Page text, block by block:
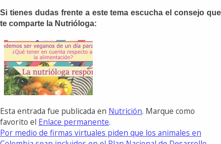
Si tienes dudas frente a este tema escucha el consejo que
te comparte la Nutrióloga:
Esta entrada fue publicada en Nutrición. Marque como
favorito el Enlace permanente.
Por medio de firmas virtuales piden que los animales en